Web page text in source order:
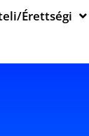
Érettségi